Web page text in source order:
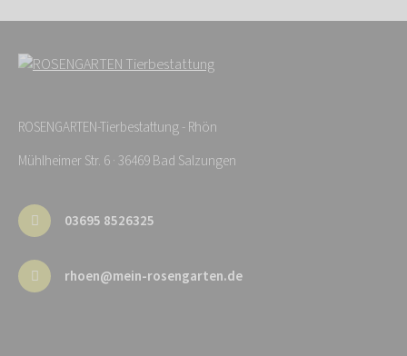
ROSENGARTEN-Tierbestattung - Rhön
Mühlheimer Str. 6 · 36469 Bad Salzungen
03695 8526325
rhoen@mein-rosengarten.de